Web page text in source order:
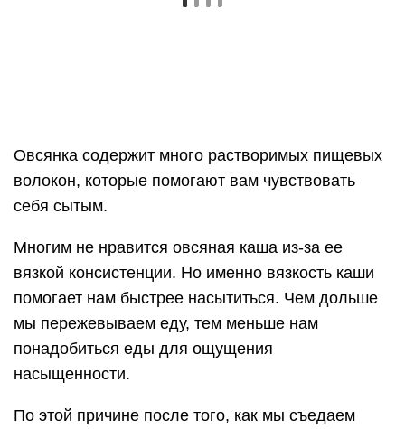
помогает нам быстрее насытиться. Чем дольше
кашу, мы чувствуем сытость на протяжении всего
дня.
Продукты, утоляющие голод
Орехи — отличный источник белка, полезных
жиров и клетчатки.